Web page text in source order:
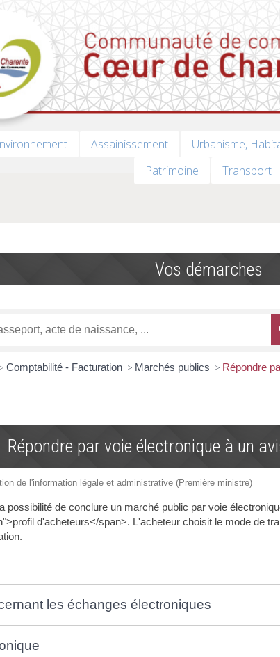
Assainissement Urbanisme,
Patrimoine
Transport
Vos démarches
> Comptabilité - Facturation > Marchés publics > Répondre
Répondre par voie électronique à un
de l'information légale et administrative (Première ministre)
possibilité de conclure un marché public par voie
d'acheteurs</span>. L'acheteur choisit le mode de
les échanges électroniques